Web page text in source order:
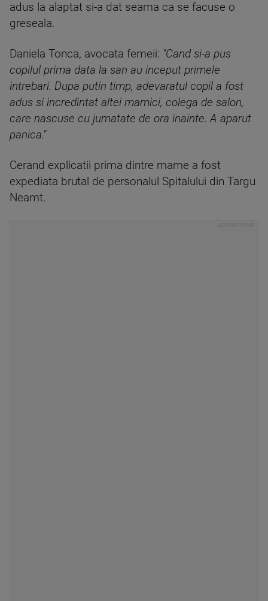
adus la alaptat si-a dat seama ca se facuse o
greseala.
Daniela Tonca, avocata femeii: "Cand si-a pus
copilul prima data la san au inceput primele
intrebari. Dupa putin timp, adevaratul copil a fost
adus si incredintat altei mamici, colega de salon,
care nascuse cu jumatate de ora inainte. A aparut
panica."
Cerand explicatii prima dintre mame a fost
expediata brutal de personalul Spitalului din Targu
Neamt.